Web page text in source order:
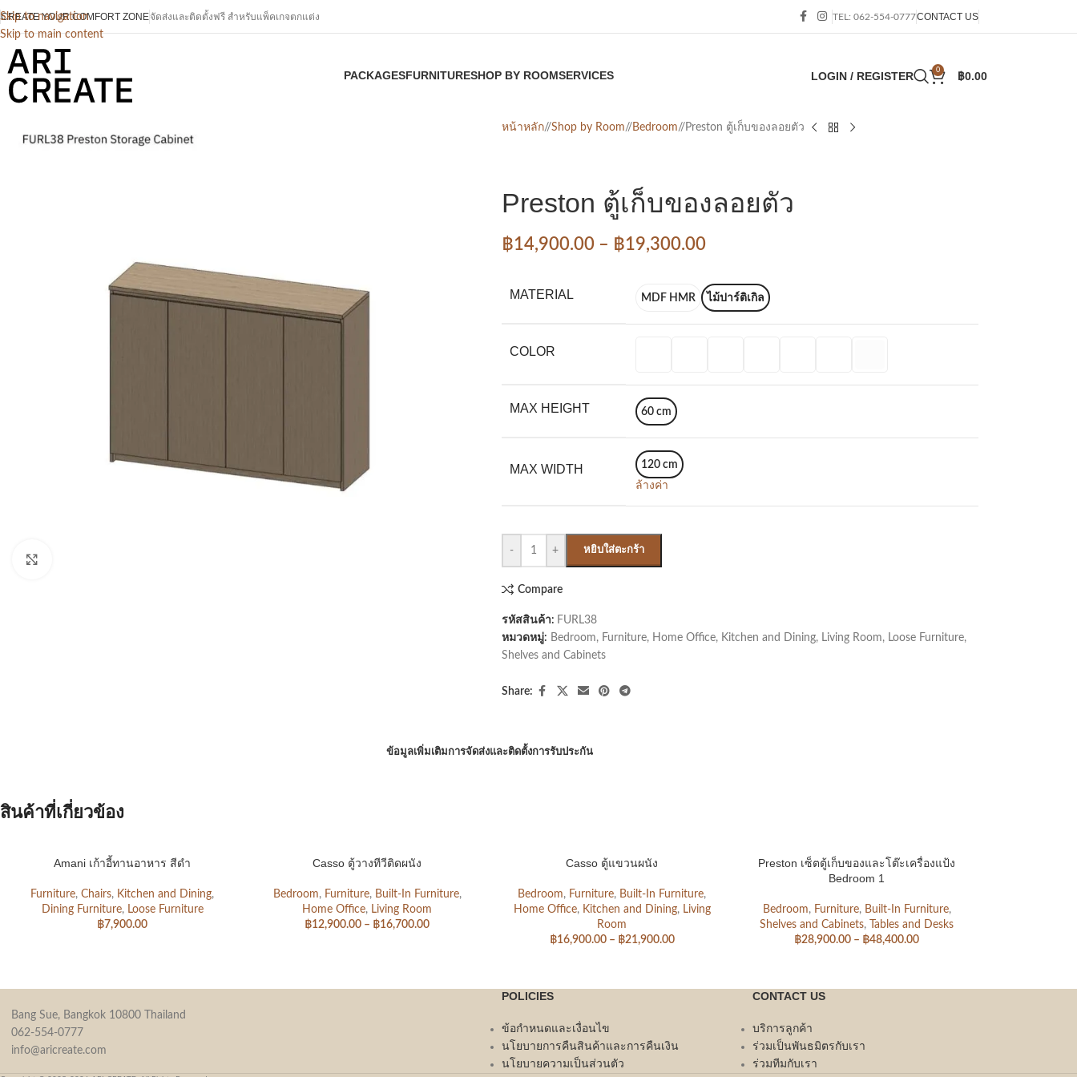
Skip to navigation
Skip to main content
CREATE YOUR COMFORT ZONEจัดส่งและติดตั้งฟรี สำหรับแพ็คเกจตกแต่ง TEL: 062-554-0777CONTACT US
PACKAGESFURNITURESHOP BY ROOMSERVICES LOGIN / REGISTER 0 ฿0.00
หน้าหลัก/ Shop by Room/ Bedroom/ Preston ตู้เก็บของลอยตัว
Preston ตู้เก็บของลอยตัว
฿14,900.00 – ฿19,300.00
MATERIAL MDF HMR ไม้ปาร์ติเกิล
COLOR
MAX HEIGHT 60 cm
MAX WIDTH
120 cm
ล้างค่า
- + หยิบใส่ตะกร้า
Compare
รหัสสินค้า: FURL38
หมวดหมู่: Bedroom, Furniture, Home Office, Kitchen and Dining, Living Room, Loose Furniture,
Shelves and Cabinets
Share:
ข้อมูลเพิ่มเติมการจัดส่งและติดตั้งการรับประกัน
สินค้าที่เกี่ยวข้อง
Amani เก้าอี้ทานอาหาร สีดำ
Furniture, Chairs, Kitchen and Dining,
Dining Furniture, Loose Furniture
฿7,900.00
Casso ตู้วางทีวีติดผนัง
Bedroom, Furniture, Built-In Furniture,
Home Office, Living Room
฿12,900.00 – ฿16,700.00
Casso ตู้แขวนผนัง
Bedroom, Furniture, Built-In Furniture,
Home Office, Kitchen and Dining, Living
Room
฿16,900.00 – ฿21,900.00
Preston เซ็ตตู้เก็บของและโต๊ะเครื่องแป้ง
Bedroom 1
Bedroom, Furniture, Built-In Furniture,
Shelves and Cabinets,
Tables and Desks
฿28,900.00 – ฿48,400.00
Bang Sue, Bangkok 10800 Thailand
062-554-0777
info@aricreate.com
POLICIES
ข้อกำหนดและเงื่อนไข
นโยบายการคืนสินค้าและการคืนเงิน
นโยบายความเป็นส่วนตัว
CONTACT US
บริการลูกค้า
ร่วมเป็นพันธมิตรกับเรา
ร่วมทีมกับเรา